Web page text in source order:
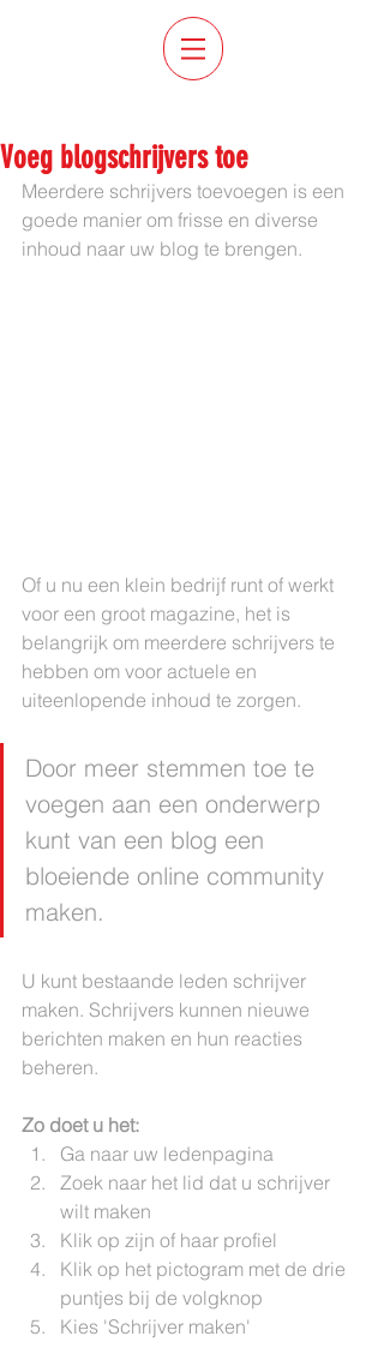
Voeg blogschrijvers toe
Meerdere schrijvers toevoegen is een
goede manier om frisse en diverse
inhoud naar uw blog te brengen.
Of u nu een klein bedrijf runt of werkt
voor een groot magazine, het is
belangrijk om meerdere schrijvers te
hebben om voor actuele en
uiteenlopende inhoud te zorgen.
Door meer stemmen toe te
voegen aan een onderwerp
kunt van een blog een
bloeiende online community
maken.
U kunt bestaande leden schrijver
maken. Schrijvers kunnen nieuwe
berichten maken en hun reacties
beheren.
Zo doet u het:
Ga naar uw ledenpagina
Zoek naar het lid dat u schrijver
wilt maken
Klik op zijn of haar profiel
Klik op het pictogram met de drie
puntjes bij de volgknop
Kies 'Schrijver maken'